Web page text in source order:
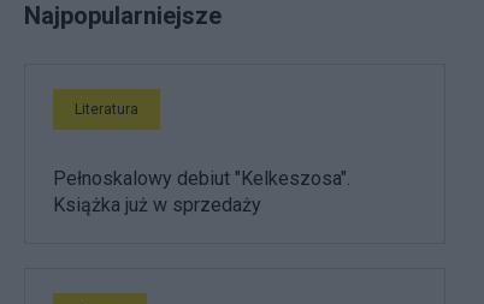
Najpopularniejsze
Literatura
Pełnoskalowy debiut "Kelkeszosa".
Książka już w sprzedaży